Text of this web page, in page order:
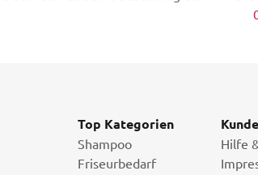
Top Kategorien
Shampoo
Friseurbedarf
Hilfe